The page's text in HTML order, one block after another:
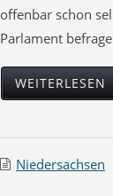
offenbar schon
Parlament
WEITERLESEN
Niedersachsen